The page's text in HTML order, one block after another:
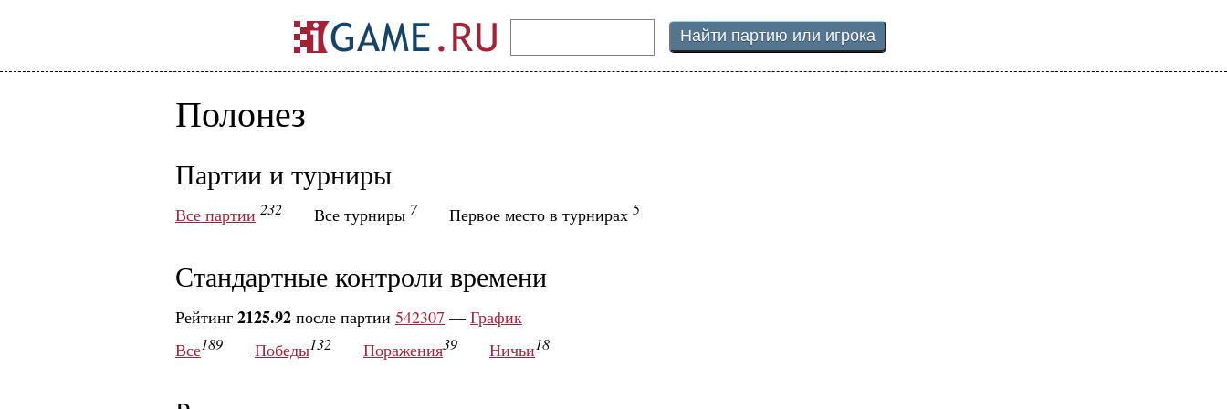
Полонез
Партии и турниры
Все партии 232 Все турниры 7 Первое место в турнирах 5
Стандартные контроли времени
Рейтинг 2125.92 после партии 542307 — График
Все189 Победы132 Поражения39 Ничьи18